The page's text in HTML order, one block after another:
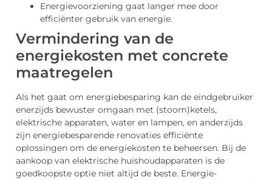
Energievoorziening gaat langer mee door
efficiënter gebruik van energie.
Vermindering van de
energiekosten met concrete
maatregelen
Als het gaat om energiebesparing kan de eindgebruiker
enerzijds bewuster omgaan met (stoom)ketels,
elektrische apparaten, water en lampen, en anderzijds
zijn energiebesparende renovaties efficiënte
oplossingen om de energiekosten te beheersen. Bij de
aankoop van elektrische huishoudapparaten is de
goedkoopste optie niet altijd de beste. Energie-